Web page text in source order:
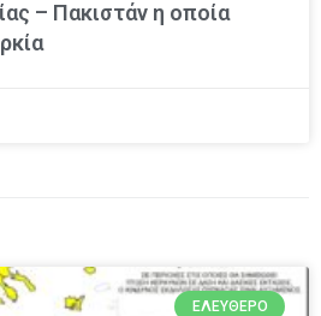
– Πακιστάν η οποία
ΕΛΕΎΘΕΡΟ